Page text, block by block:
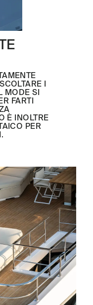
I
MODE SI
FARTI
È INOLTRE
PER